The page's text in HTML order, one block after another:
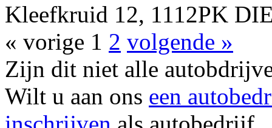
Kleefkruid 12, 1112PK
« vorige 1 2 volgende »
Zijn dit niet alle
Wilt u aan ons een